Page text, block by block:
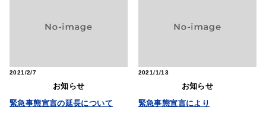
2021 2/7
お知らせ
緊急事態宣言の延長について
2021 1/13
お知らせ
緊急事態宣言により